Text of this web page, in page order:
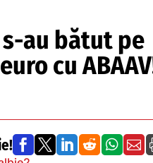
au bătut pe
cu
     